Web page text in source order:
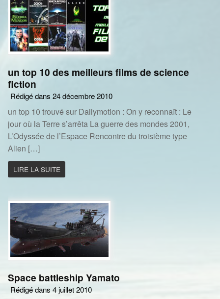
un top 10 des meilleurs films de science
fiction
Rédigé dans 24 décembre 2010
un top 10 trouvé sur Dailymotion : On y reconnaît : Le
jour où la Terre s’arrêta La guerre des mondes 2001,
L’Odyssée de l’Espace Rencontre du troisième type
Alien […]
LIRE LA SUITE
Space battleship Yamato
Rédigé dans 4 juillet 2010